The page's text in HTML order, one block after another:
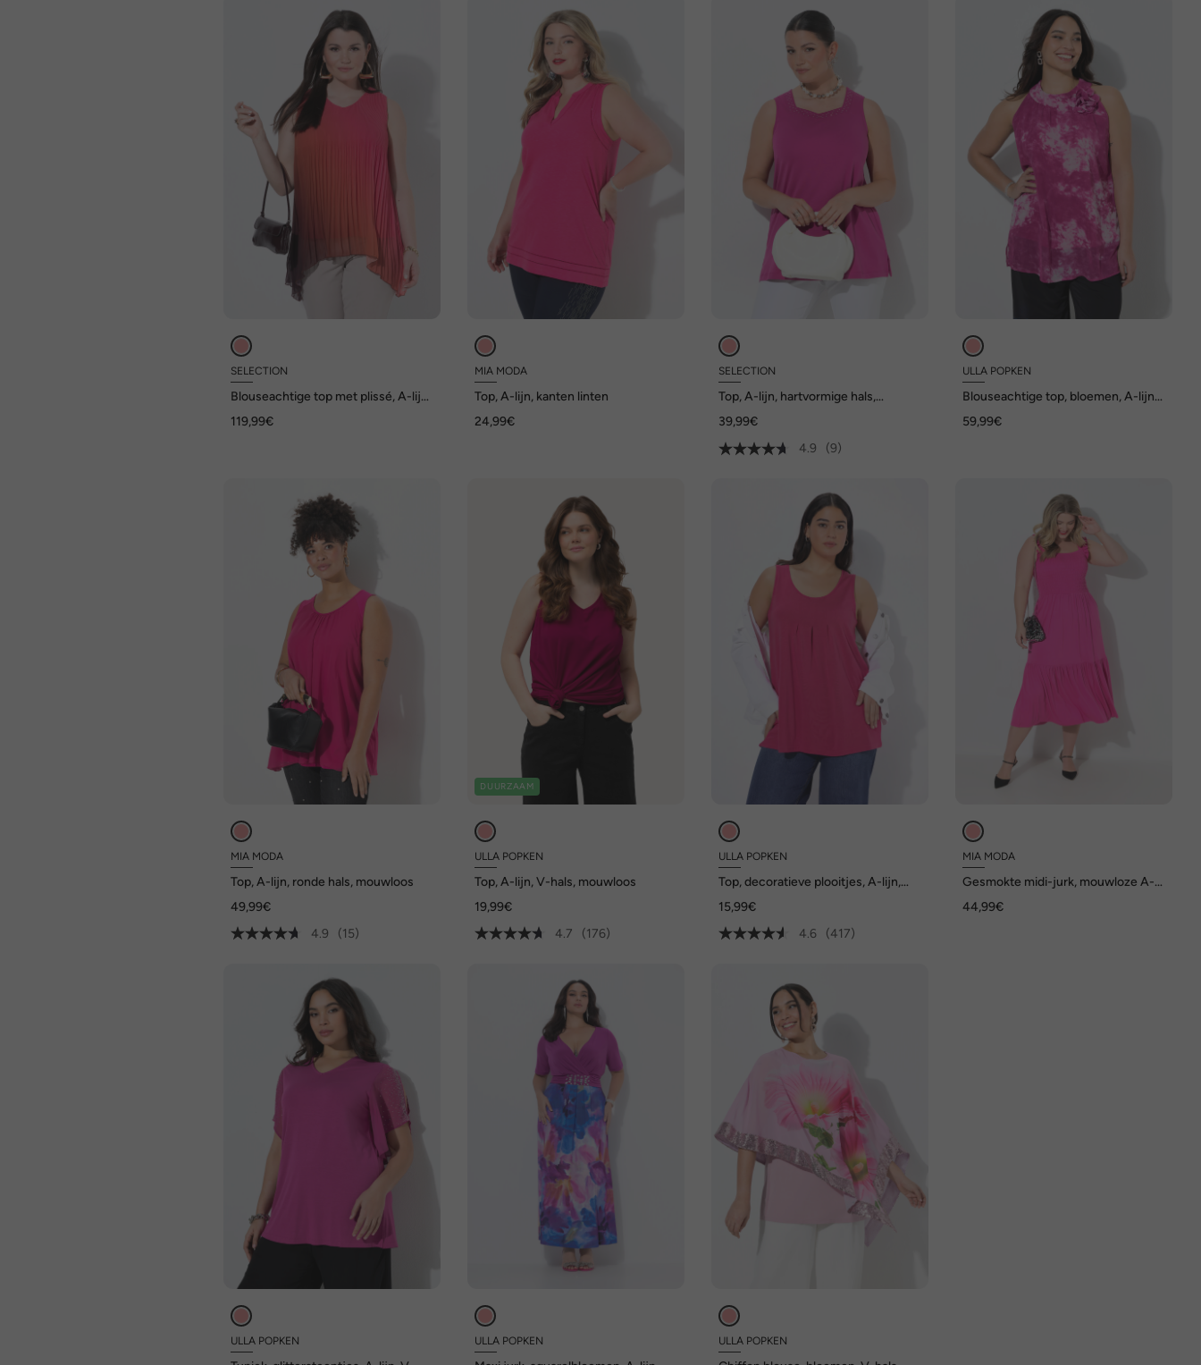
SELECTION
Blouseachtige top met plissé, A-lijn,
119,99€
MIA MODA
Top, A-lijn, kanten linten
24,99€
SELECTION
Top, A-lijn, hartvormige hals,
39,99€
4.9
(9)
ULLA POPKEN
Blouseachtige top, bloemen, A-lijn,
59,99€
MIA MODA
Top, A-lijn, ronde hals, mouwloos
49,99€
4.9
(15)
DUURZAAM
ULLA POPKEN
Top, A-lijn, V-hals, mouwloos
19,99€
4.7
(176)
ULLA POPKEN
Top, decoratieve plooitjes, A-lijn,
15,99€
4.6
(417)
MIA MODA
Gesmokte midi-jurk, mouwloze A-
44,99€
ULLA POPKEN ULLA POPKEN ULLA POPKEN